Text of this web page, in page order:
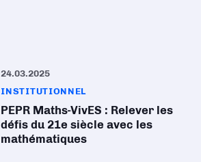
24.03.2025
INSTITUTIONNEL
PEPR Maths-VivES : Relever les
défis du 21e siècle avec les
mathématiques